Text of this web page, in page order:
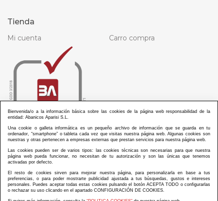
Tienda
Mi cuenta Carro compra
ABANICOS APARISI S.L. ha recibido por parte de La Generalitat Valenciana, la cantidad de
Bienvenida/o a la información básica sobre las cookies de la página web responsabilidad de la
entidad: Abanicos Aparisi S.L.
Una cookie o galleta informática es un pequeño archivo de información que se guarda en tu
ordenador, “smartphone” o tableta cada vez que visitas nuestra página web. Algunas cookies son
nuestras y otras pertenecen a empresas externas que prestan servicios para nuestra página web.
Las cookies pueden ser de varios tipos: las cookies técnicas son necesarias para que nuestra
página web pueda funcionar, no necesitan de tu autorización y son las únicas que tenemos
activadas por defecto.
El resto de cookies sirven para mejorar nuestra página, para personalizarla en base a tus
preferencias, o para poder mostrarte publicidad ajustada a tus búsquedas, gustos e intereses
personales. Puedes aceptar todas estas cookies pulsando el botón ACEPTA TODO o configurarlas
o rechazar su uso clicando en el apartado CONFIGURACIÓN DE COOKIES.